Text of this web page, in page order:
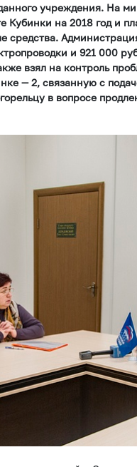
учреждения. На
Кубинки на 2018 год и
средства.
и 921 000
взял на контроль
— 2, связанную с
в вопросе